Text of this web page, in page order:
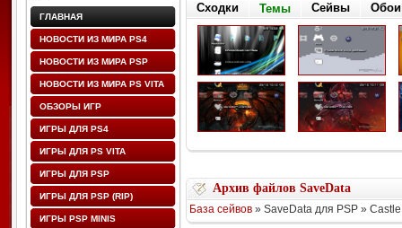
ГЛАВНАЯ
НОВОСТИ ИЗ МИРА PS4
НОВОСТИ ИЗ МИРА PSP
НОВОСТИ ИЗ МИРА PS VITA
ОБЗОРЫ ИГР
ИГРЫ ДЛЯ PS4
ИГРЫ ДЛЯ PS VITA
ИГРЫ ДЛЯ PSP
ИГРЫ ДЛЯ PSP (RIP)
ИГРЫ PSP MINIS
Сходки Темы Сейвы Обои
Архив файлов SaveData
База сейвов» SaveData для PSP »